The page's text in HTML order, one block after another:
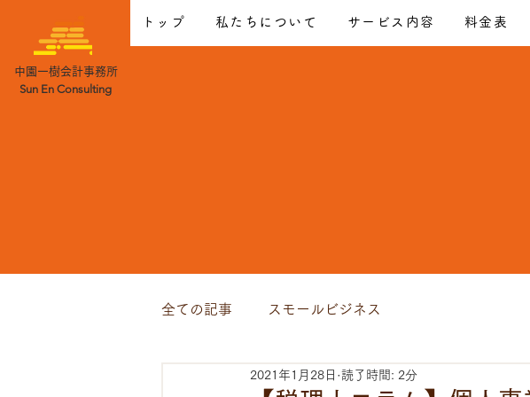
中園一樹会計事務所
Sun En Consulting
トップ 私たちについて サービス内容 料金表
全ての記事 スモールビジネス
2021年1月28日 読了時間: 2分